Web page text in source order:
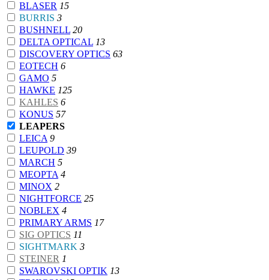
BLASER 15
BURRIS 3
BUSHNELL 20
DELTA OPTICAL 13
DISCOVERY OPTICS 63
EOTECH 6
GAMO 5
HAWKE 125
KAHLES 6
KONUS 57
LEAPERS
LEICA 9
LEUPOLD 39
MARCH 5
MEOPTA 4
MINOX 2
NIGHTFORCE 25
NOBLEX 4
PRIMARY ARMS 17
SIG OPTICS 11
SIGHTMARK 3
STEINER 1
SWAROVSKI OPTIK 13